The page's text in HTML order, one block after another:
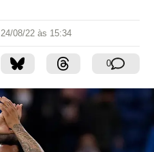
24/08/22 às 15:34
0